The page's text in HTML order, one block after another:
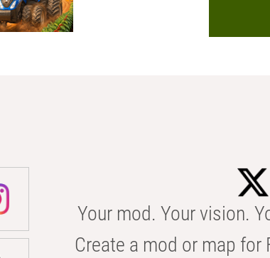
Your mod. Your vision.
Create a mod or map for